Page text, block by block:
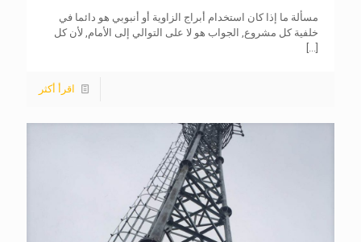
مسألة ما إذا كان استخدام أبراج الزاوية أو أنبوبي هو دائما في
خلفية كل مشروع, الجواب هو لا على التوالي إلى الأمام, لأن كل
[...]
اقرأ أكثر